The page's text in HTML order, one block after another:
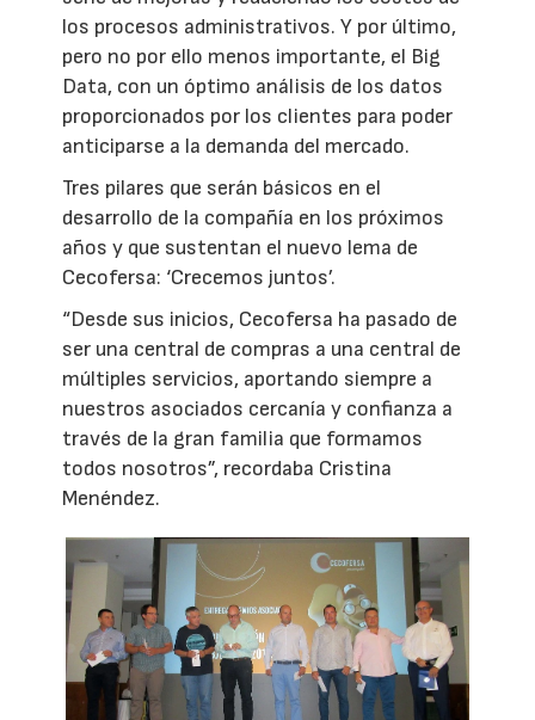
los procesos administrativos. Y por último,
pero no por ello menos importante, el Big
Data, con un óptimo análisis de los datos
proporcionados por los clientes para poder
anticiparse a la demanda del mercado.
Tres pilares que serán básicos en el
desarrollo de la compañía en los próximos
años y que sustentan el nuevo lema de
Cecofersa: ‘Crecemos juntos’.
“Desde sus inicios, Cecofersa ha pasado de
ser una central de compras a una central de
múltiples servicios, aportando siempre a
nuestros asociados cercanía y confianza a
través de la gran familia que formamos
todos nosotros”, recordaba Cristina
Menéndez.